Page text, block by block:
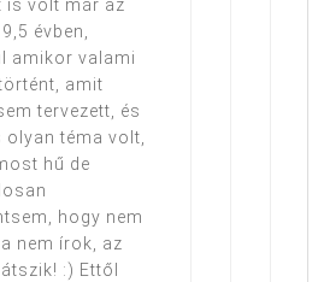
is volt már az
évben,
amikor valami
amit
tervezett, és
olyan téma volt,
hű de
hogy nem
nem írok, az
:) Ettől